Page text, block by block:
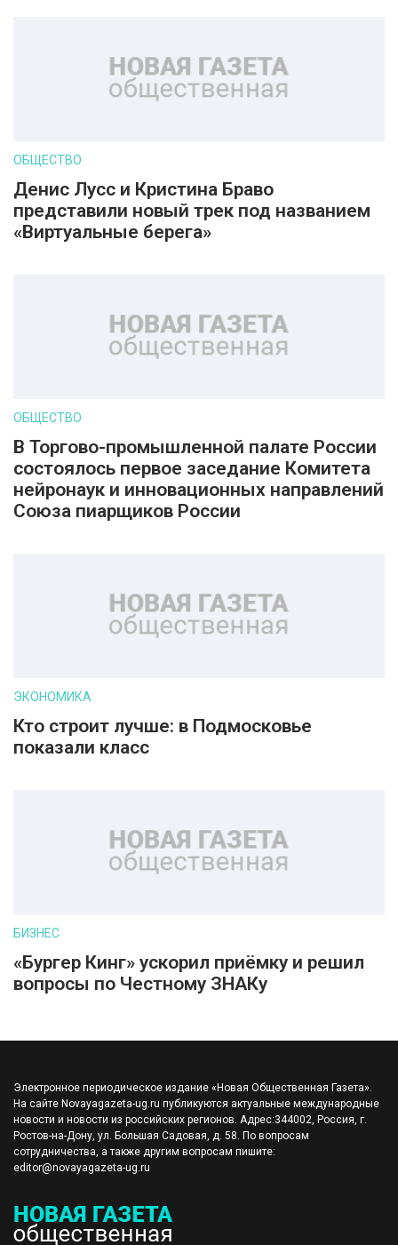
ОБЩЕСТВО
Денис Лусс и Кристина Браво
представили новый трек под названием
«Виртуальные берега»
ОБЩЕСТВО
В Торгово-промышленной палате России
состоялось первое заседание Комитета
нейронаук и инновационных направлений
Союза пиарщиков России
ЭКОНОМИКА
Кто строит лучше: в Подмосковье
показали класс
БИЗНЕС
«Бургер Кинг» ускорил приёмку и решил
вопросы по Честному ЗНАКу
Электронное периодическое издание «Новая Общественная Газета».
На сайте Novayagazeta-ug.ru публикуются актуальные международные
новости и новости из российских регионов. Адрес:344002, Россия, г.
Ростов-на-Дону, ул. Большая Садовая, д. 58. По вопросам
сотрудничества, а также другим вопросам пишите:
editor@novayagazeta-ug.ru